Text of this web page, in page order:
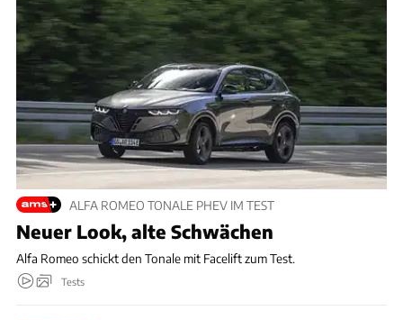
ALFA ROMEO TONALE PHEV IM TEST
Neuer Look, alte Schwächen
Alfa Romeo schickt den Tonale mit Facelift zum Test.
Tests